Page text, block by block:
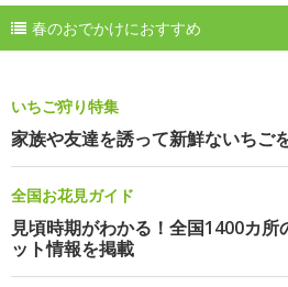
春のおでかけにおすすめ
いちご狩り特集
家族や友達を誘って新鮮ないちご
全国お花見ガイド
見頃時期がわかる！全国1400カ
ット情報を掲載